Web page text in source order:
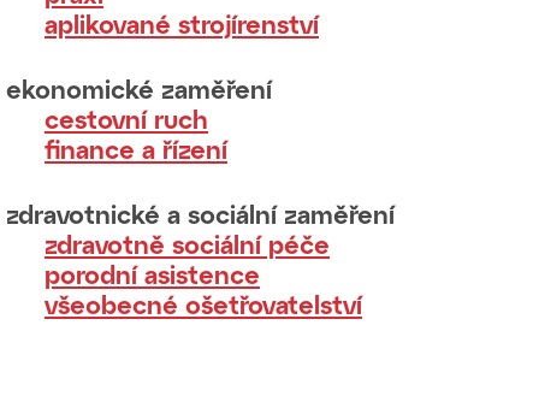
aplikované strojírenství
ekonomické zaměření
cestovní ruch
finance a řízení
zdravotnické a sociální zaměření
zdravotně sociální péče
porodní asistence
všeobecné ošetřovatelství